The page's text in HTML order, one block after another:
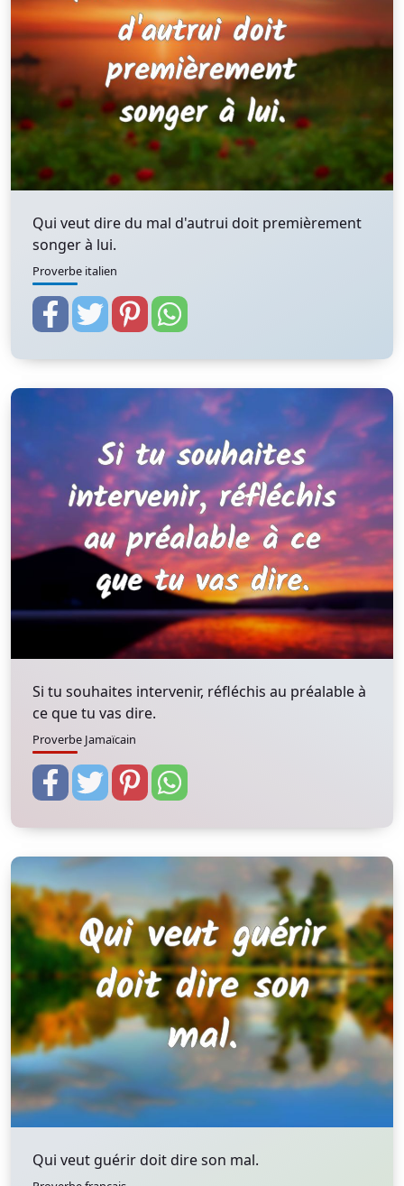
Qui veut dire du mal d'autrui doit premièrement
songer à lui.
Proverbe italien
Si tu souhaites intervenir, réfléchis au préalable à
ce que tu vas dire.
Proverbe Jamaïcain
Qui veut guérir doit dire son mal.